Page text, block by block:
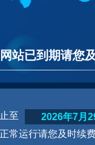
站已到期请您
至
常运行请您及时续
2026年7月